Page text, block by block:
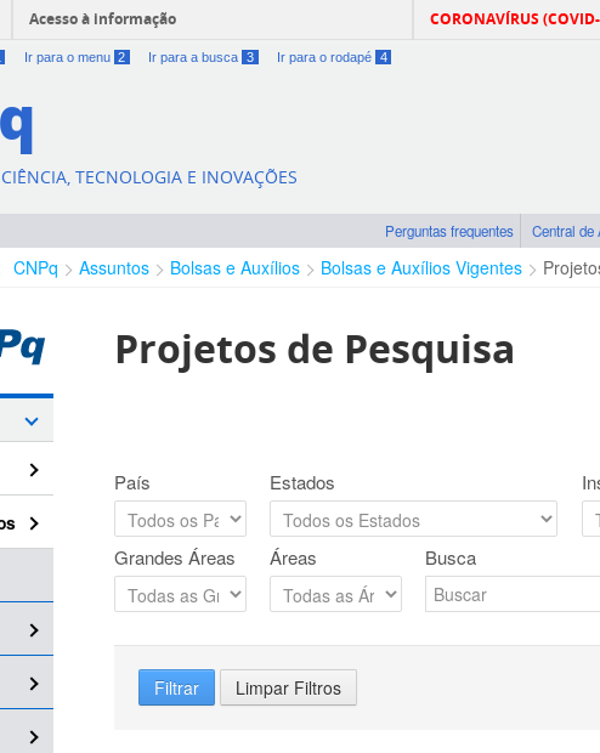
Acesso à informação CORONAVÍRUS
Ir para o menu 2 Ir para a busca 3 Ir para o rodapé 4
TECNOLOGIA E INOVAÇÕES
Perguntas frequentes Central de
CNPq Assuntos Bolsas e Auxílios Bolsas e Auxílios Vigentes
Projetos de Pesquisa
País Estados
Grandes Áreas Áreas Busca
Filtrar Limpar Filtros